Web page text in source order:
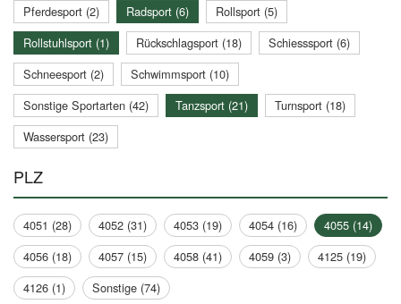
Pferdesport (2)
Radsport (6)
Rollsport (5)
Rollstuhlsport (1)
Rückschlagsport (18)
Schiesssport (6)
Schneesport (2)
Schwimmsport (10)
Sonstige Sportarten (42)
Tanzsport (21)
Turnsport (18)
Wassersport (23)
PLZ
4051 (28) 4052 (31) 4053 (19) 4054 (16)
4055 (14)
4056 (18)
4057 (15) 4058 (41) 4059 (3)
4125 (19)
4126 (1)
Sonstige (74)